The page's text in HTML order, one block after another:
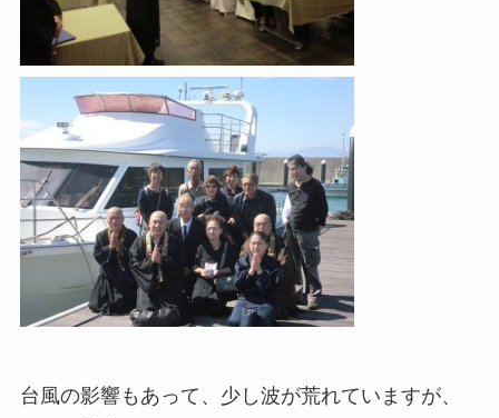
台風の影響もあって、少し波が荒れていますが、